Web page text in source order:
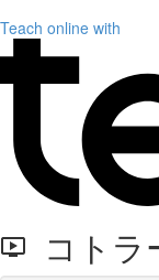
Teach online with
コトラ